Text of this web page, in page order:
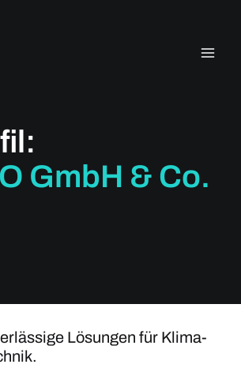
GmbH & Co.
Lösungen für Klima-